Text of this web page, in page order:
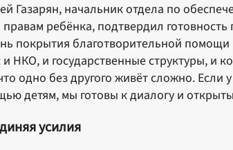
Газарян, начальник отдела по
ребёнка, подтвердил
покрытия благотворительной
и НКО, и государственные структуры, и
одно без другого живёт сложно.
детям, мы готовы к диалогу и
усилия